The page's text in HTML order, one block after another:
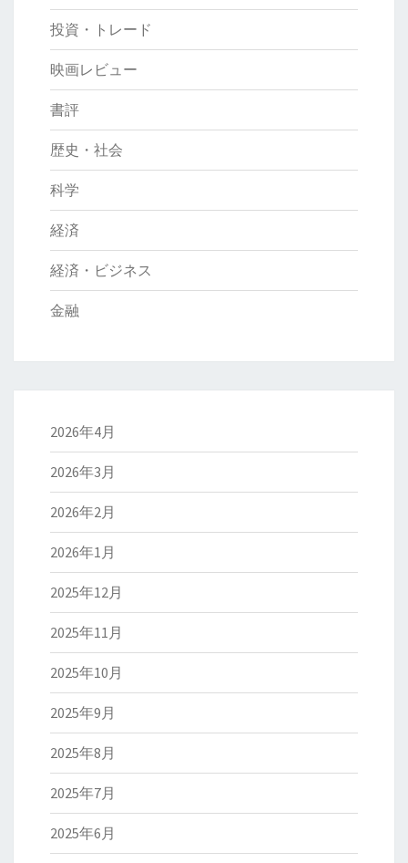
投資・トレード
映画レビュー
書評
歴史・社会
科学
経済
経済・ビジネス
金融
2026年4月
2026年3月
2026年2月
2026年1月
2025年12月
2025年11月
2025年10月
2025年9月
2025年8月
2025年7月
2025年6月